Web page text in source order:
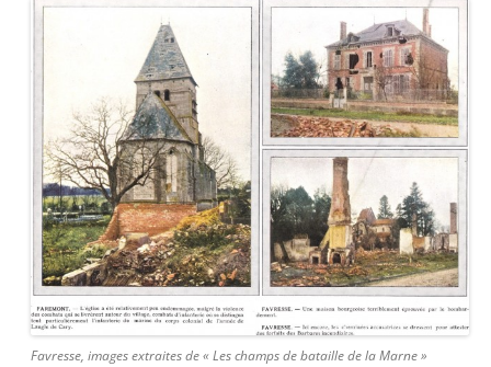
Favresse, images extraites de « Les champs de bataille de la Marne »